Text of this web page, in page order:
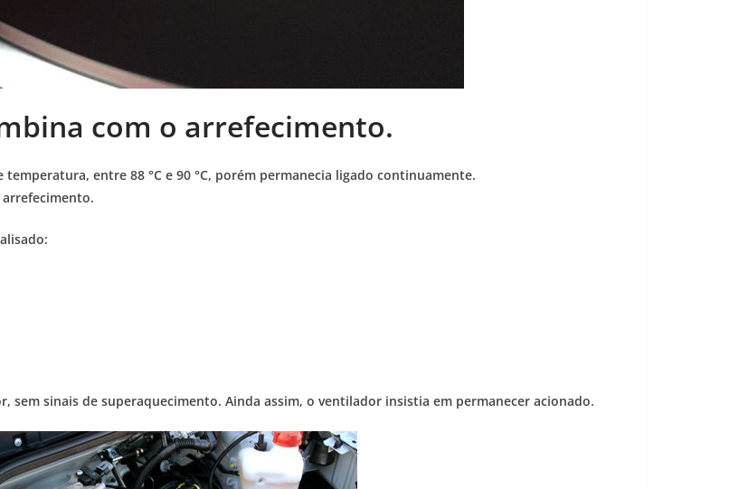
com o arrefecimento.
entre 88 °C e 90 °C, porém permanecia ligado continuamente.
sinais de superaquecimento. Ainda assim, o ventilador insistia em permanecer acionado.